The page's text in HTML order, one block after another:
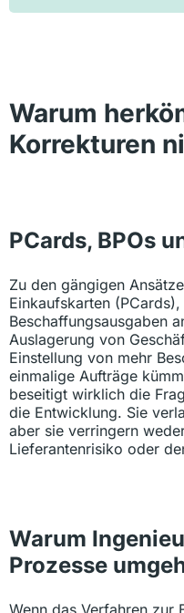
Warum
Korrekturen
PCards, BPOs
Zu den gängigen
Einkaufskarten
Beschaffungsausgaben
Auslagerung von
Einstellung von mehr
einmalige Aufträge
beseitigt wirklich die
die Entwicklung. Sie
aber sie verringern
Lieferantenrisiko oder
Warum
Prozesse